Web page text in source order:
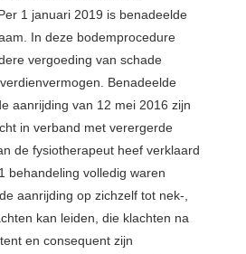
1 januari 2019 is benadeelde
In deze bodemprocedure
vergoeding van schade
Benadeelde
aanrijding van 12 mei 2016 zijn
in verband met verergerde
de fysiotherapeut heef verklaard
behandeling volledig waren
aanrijding op zichzelf tot nek-,
kan leiden, die klachten na
en consequent zijn